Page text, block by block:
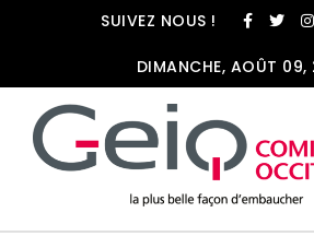
SUIVEZ NOUS !
DIMANCHE, AOÛT